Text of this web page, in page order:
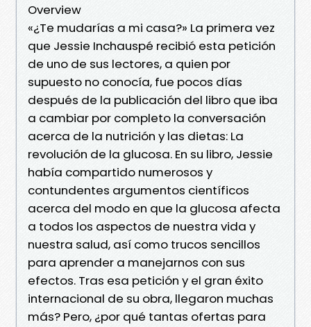
Overview
«¿Te mudarías a mi casa?» La primera vez
que Jessie Inchauspé recibió esta petición
de uno de sus lectores, a quien por
supuesto no conocía, fue pocos días
después de la publicación del libro que iba
a cambiar por completo la conversación
acerca de la nutrición y las dietas: La
revolución de la glucosa. En su libro, Jessie
había compartido numerosos y
contundentes argumentos científicos
acerca del modo en que la glucosa afecta
a todos los aspectos de nuestra vida y
nuestra salud, así como trucos sencillos
para aprender a manejarnos con sus
efectos. Tras esa petición y el gran éxito
internacional de su obra, llegaron muchas
más? Pero, ¿por qué tantas ofertas para